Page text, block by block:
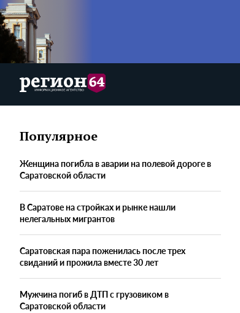
Популярное
Женщина погибла в аварии на полевой дороге в
Саратовской области
В Саратове на стройках и рынке нашли
нелегальных мигрантов
Саратовская пара поженилась после трех
свиданий и прожила вместе 30 лет
Мужчина погиб в ДТП с грузовиком в
Саратовской области